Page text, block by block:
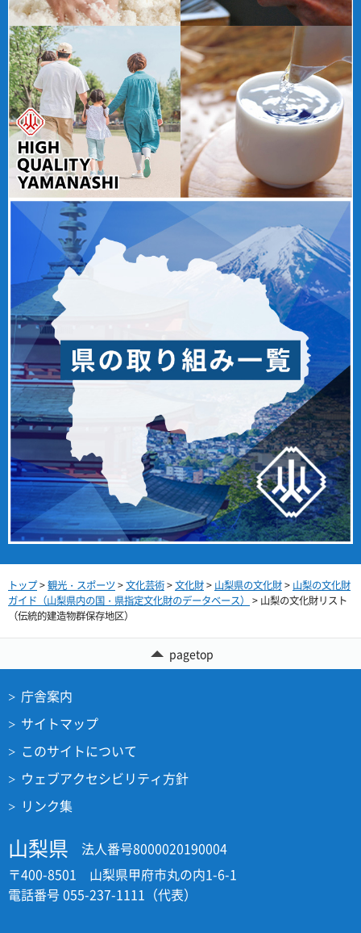
トップ>観光・スポーツ >文化芸術>文化財> 山梨県の文化財> 山梨の文化財
ガイド（山梨県内の国・県指定文化財のデータベース）
> 山梨の文化財リスト
（伝統的建造物群保存地区）
pagetop
庁舎案内
サイトマップ
このサイトについて
ウェブアクセシビリティ方針
リンク集
山梨県
法人番号8000020190004
〒400-8501 山梨県甲府市丸の内1-6-1
電話番号 055-237-1111（代表）